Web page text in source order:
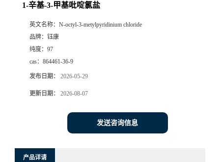
1-辛基-3-甲基吡啶氯盐
英文名称： N-octyl-3-metylpyridinium chloride
品牌： 钰康
纯度： 97
cas： 864461-36-9
发布日期： 2026-05-29
更新日期： 2026-08-07
发送咨询信息
产品详请